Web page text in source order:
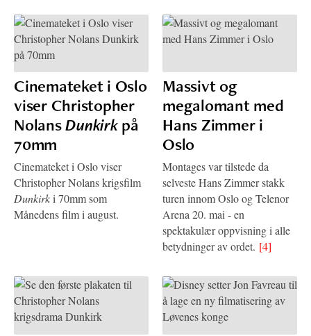
Cinemateket i Oslo
viser Christopher
NolansDunkirkpå
70mm
Cinemateket i Oslo viser
Christopher Nolans krigsfilm
Dunkirki 70mm som
Månedens film i august.
Massivt og
megalomant med
Hans Zimmer i
Oslo
Montages var tilstede da
selveste Hans Zimmer stakk
turen innom Oslo og Telenor
Arena 20. mai - en
spektakulær oppvisning i alle
betydninger av ordet. [4]